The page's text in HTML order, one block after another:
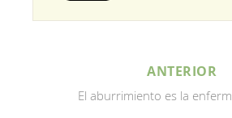
ANTERIOR
El aburrimiento es la